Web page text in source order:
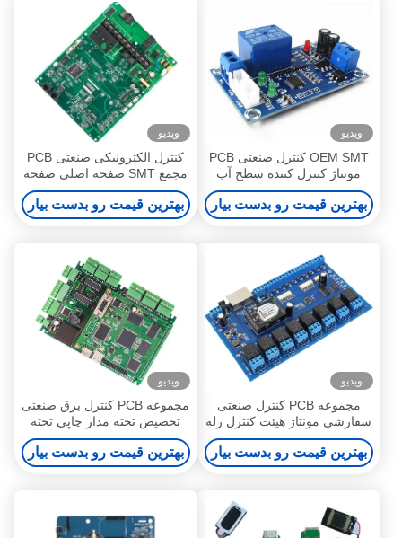
ویدیو
OEM SMT کنترل صنعتی PCB
مونتاژ کنترل کننده سطح آب
صفحه مدار چاپی
بهترین قیمت رو بدست بیار
ویدیو
کنترل الکترونیکی صنعتی PCB
مجمع SMT صفحه اصلی صفحه
مدار چاپی
بهترین قیمت رو بدست بیار
ویدیو
مجموعه PCB کنترل صنعتی
سفارشی مونتاژ هیئت کنترل رله
بی سیم
بهترین قیمت رو بدست بیار
ویدیو
مجموعه PCB کنترل برق صنعتی
تخصیص تخته مدار چاپی تخته
بهترین قیمت رو بدست بیار